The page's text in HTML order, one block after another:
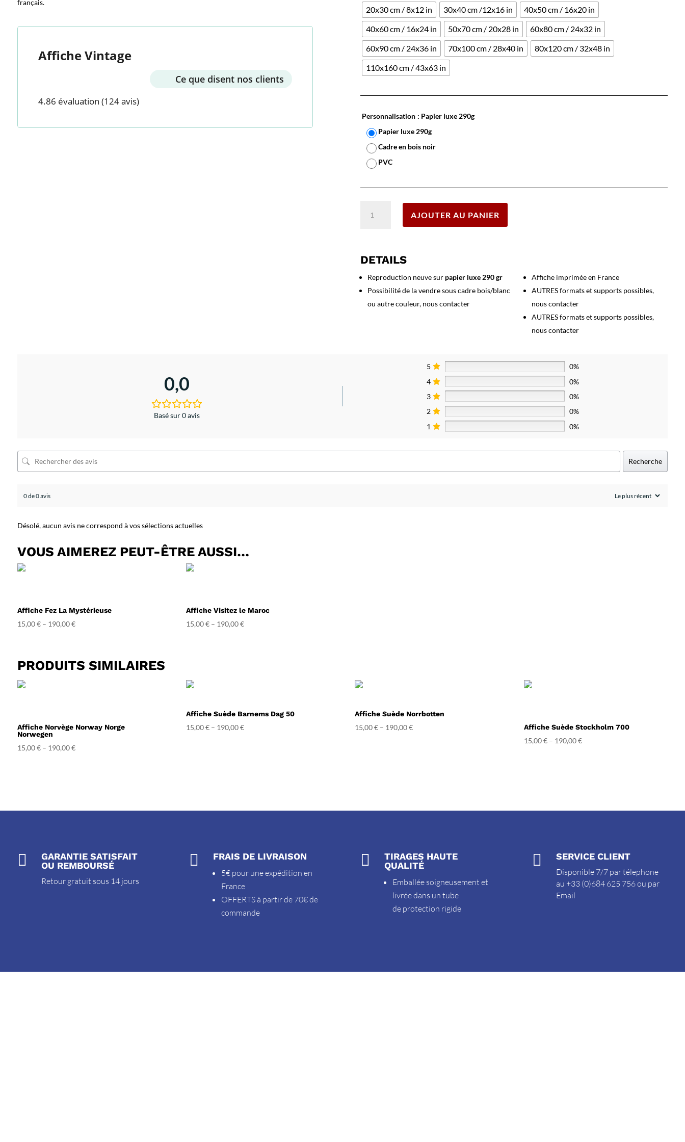
français.
Affiche Vintage
Ce que disent nos clients
4.86 évaluation (124 avis)
20x30 cm / 8x12 in 30x40 cm /12x16 in
40x50 cm / 16x20 in
40x60 cm / 16x24 in
50x70 cm / 20x28 in
60x80 cm / 24x32 in
60x90 cm / 24x36 in
70x100 cm / 28x40 in
80x120 cm / 32x48 in
110x160 cm / 43x63 in
Personnalisation : Papier luxe 290g
Papier luxe 290g
Cadre en bois noir
PVC
Saltzjobaden
AJOUTER AU PANIER
DETAILS
Reproduction neuve sur papier luxe 290 gr
Possibilité de la vendre sous cadre bois/blanc
ou autre couleur, nous contacter
Affiche imprimée en France
AUTRES formats et supports possibles,
nous contacter
AUTRES formats et supports possibles,
nous contacter
0,0
Basé sur 0 avis
5
0%
4
0%
3
0%
2
0%
1
0%
Recherche
0 de 0 avis
Désolé, aucun avis ne correspond à vos sélections actuelles
VOUS AIMEREZ PEUT-ÊTRE AUSSI…
Affiche Fez La Mystérieuse
15,00€– 190,00€
Affiche Visitez le Maroc
15,00€– 190,00€
PRODUITS SIMILAIRES
Affiche Norvège Norway Norge
Norwegen
15,00€– 190,00€
Affiche Suède Barnems Dag 50
15,00€– 190,00€
Affiche Suède Norrbotten
15,00€ – 190,00€ Affiche Suède Stockholm 700
15,00€– 190,00€

GARANTIE SATISFAIT
OU REMBOURSÉ
Retour gratuit sous 14 jours
 FRAIS DE LIVRAISON
5€ pour une expédition en
France
OFFERTS à partir de 70€ de
commande

TIRAGES HAUTE
QUALITÉ
Emballée soigneusement et
livrée dans un tube
de protection rigide
 SERVICE CLIENT
Disponible 7/7 par télephone
au +33 (0)684 625 756 ou par
Email